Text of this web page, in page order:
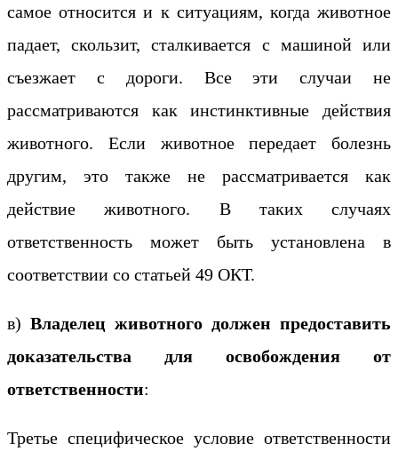
самое относится и к ситуациям, когда животное
падает, скользит, сталкивается с машиной или
съезжает с дороги. Все эти случаи не
рассматриваются как инстинктивные действия
животного. Если животное передает болезнь
другим, это также не рассматривается как
действие животного. В таких случаях
ответственность может быть установлена в
соответствии со статьей 49 ОКТ.
в) Владелец животного должен предоставить
доказательства для освобождения от
ответственности:
Третье специфическое условие ответственности